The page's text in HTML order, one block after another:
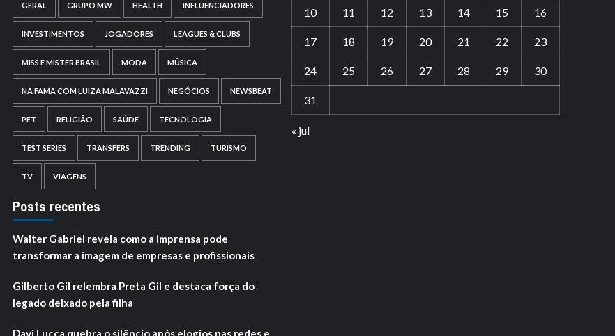
GERAL GRUPO MW HEALTH INFLUENCIADORES
INVESTIMENTOS JOGADORES LEAGUES & CLUBS
MISS E MISTER BRASIL MODA MÚSICA
NA FAMA COM LUIZA MALAVAZZI NEGÓCIOS NEWSBEAT
PET RELIGIÃO SAÚDE TECNOLOGIA
TEST SERIES TRANSFERS TRENDING TURISMO
TV VIAGENS
Posts recentes
Walter Gabriel revela como a imprensa pode
transformar a imagem de empresas e profissionais
Gilberto Gil relembra Preta Gil e destaca força do
legado deixado pela filha
10 11 12 13 14 15 16
17 18 19 20 21 22 23
24 25 26 27 28 29 30
31
« jul